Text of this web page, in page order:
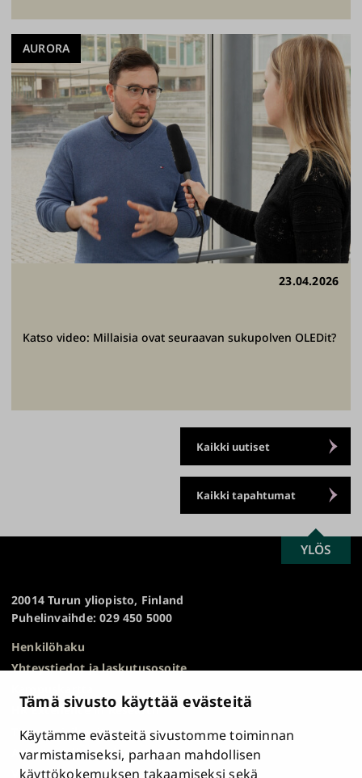
Tämä sivusto käyttää evästeitä
Käytämme evästeitä sivustomme toiminnan
varmistamiseksi, parhaan mahdollisen
käyttökokemuksen takaamiseksi sekä
23.04.2026
Katso video: Millaisia ovat seuraavan sukupolven OLEDit?
AURORA
Kaikki uutiset
Kaikki tapahtumat
20014 Turun yliopisto, Finland
Puhelinvaihde: 029 450 5000
Henkilöhaku
Yhteystiedot ja laskutusosoite
HR Excellence in Research
Tietosuojailmoitus
Asiakirjajulkisuuskuvaus ja tietopyynnöt
Väärinkäytösepäilyt
SCROLL
TO
YLÖS